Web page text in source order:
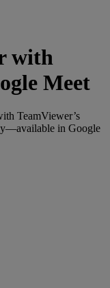
with
Meet
TeamViewer’s
in Google